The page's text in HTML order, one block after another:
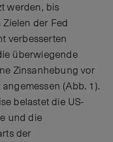
werden, bis
der Fed
verbesserten
überwiegende
Zinsanhebung vor
(Abb. 1).
belastet die US-
und die
der